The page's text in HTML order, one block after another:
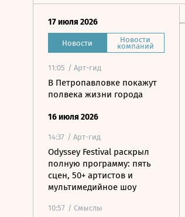
17 июля 2026
Новости Новости
компаний
11:05 / Арт-гид
В Петропавловке покажут
полвека жизни города
16 июля 2026
14:37 / Арт-гид
Odyssey Festival раскрыл
полную программу: пять
сцен, 50+ артистов и
мультимедийное шоу
10:57 / Смыслы